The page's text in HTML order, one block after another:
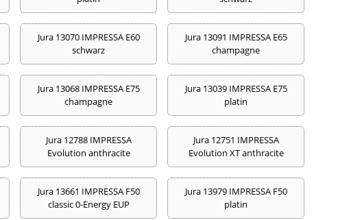
Jura 13070 IMPRESSA E60
schwarz
Jura 13091 IMPRESSA E65
champagne
Jura 13068 IMPRESSA E75
champagne
Jura 13039 IMPRESSA E75
platin
Jura 12788 IMPRESSA
Evolution anthracite
Jura 12751 IMPRESSA
Evolution XT anthracite
Jura 13661 IMPRESSA F50
classic 0-Energy EUP
Jura 13979 IMPRESSA F50
platin